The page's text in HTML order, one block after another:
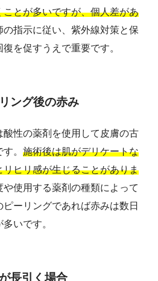
とが多いですが、個人差があ
の指示に従い、紫外線対策と保
を促すうえで重要です。
ング後の赤み
性の薬剤を使用して皮膚の古
。 施術後は肌がデリケートな
ヒリ感が生じることがありま
や使用する薬剤の種類によって
ーリングであれば赤みは数日
いです。
長引く場合